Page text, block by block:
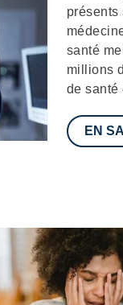
présents
santé
millions
de santé
EN